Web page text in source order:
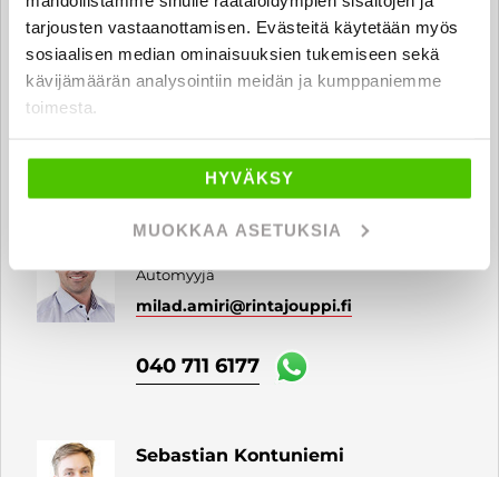
tarjousten vastaanottamisen. Evästeitä käytetään myös
sosiaalisen median ominaisuuksien tukemiseen sekä
kävijämäärän analysointiin meidän ja kumppaniemme
toimesta.
HYVÄKSY
MUOKKAA ASETUKSIA
Leevi Paananen
Automyyjä
leevi.paananen @rintajouppi.fi
040 711 6176
Milad Amiri
Automyyjä
milad.amiri@rintajouppi.fi
040 711 6177
Sebastian Kontuniemi